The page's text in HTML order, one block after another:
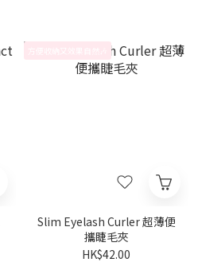
Slim Eyelash Curler 超薄便
攜睫毛夾
HK$42.00